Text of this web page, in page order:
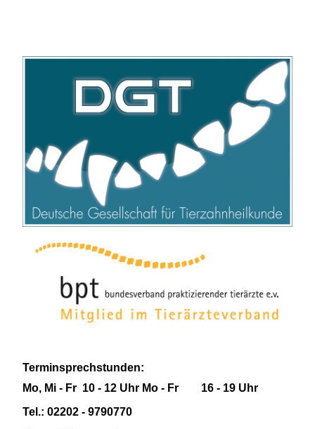
Terminsprechstunden:
Mo, Mi - Fr 10 - 12 Uhr Mo - Fr 16 - 19 Uhr
Tel.: 02202 - 9790770